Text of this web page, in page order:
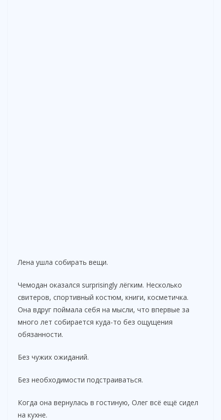
Лена ушла собирать вещи.
Чемодан оказался surprisingly лёгким. Несколько
свитеров, спортивный костюм, книги, косметичка.
Она вдруг поймала себя на мысли, что впервые за
много лет собирается куда-то без ощущения
обязанности.
Без чужих ожиданий.
Без необходимости подстраиваться.
Когда она вернулась в гостиную, Олег всё ещё сидел
на кухне.